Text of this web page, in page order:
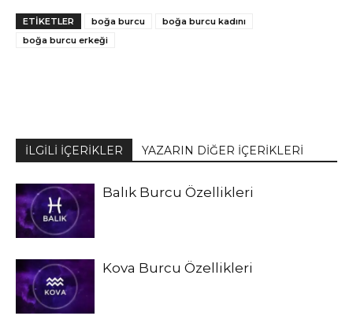
ETİKETLER boğa burcu
boğa burcu kadını
boğa burcu erkeği
İLGİLİ İÇERİKLER YAZARIN DİĞER İÇERİKLERİ
Balık Burcu Özellikleri
Kova Burcu Özellikleri